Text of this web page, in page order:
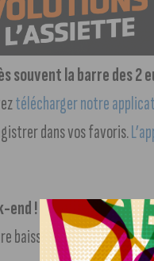
souvent la barre des 2
télécharger notre
dans vos favoris.
! Il fera 25 degrés
baissera de quelques